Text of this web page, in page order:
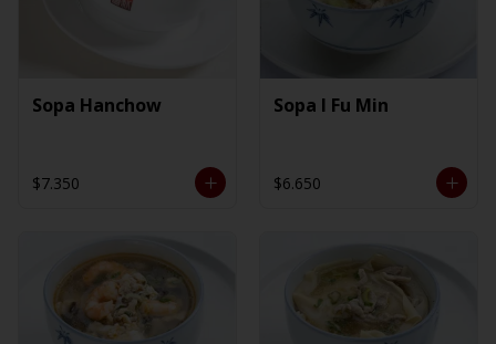
Sopa Hanchow
$7.350
Sopa I Fu Min
$6.650